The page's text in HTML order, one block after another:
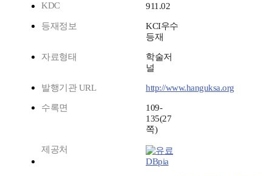
KDC
911.02
등재정보
KCI우수
등재
자료형태
학술저
널
발행기관 URL http://www.hanguksa.org
수록면
109-
135(27
쪽)
제공처
DBpia